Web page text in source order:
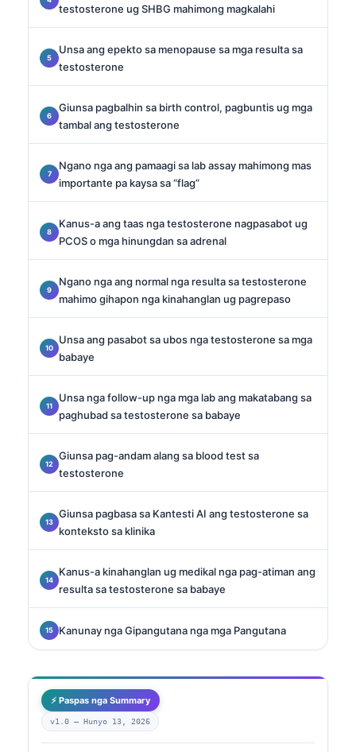
testosterone ug SHBG mahimong magkalahi
Unsa ang epekto sa menopause sa mga resulta sa
testosterone
Giunsa pagbalhin sa birth control, pagbuntis ug mga
tambal ang testosterone
Ngano nga ang pamaagi sa lab assay mahimong mas
importante pa kaysa sa “flag”
Kanus-a ang taas nga testosterone nagpasabot ug
PCOS o mga hinungdan sa adrenal
Ngano nga ang normal nga resulta sa testosterone
mahimo gihapon nga kinahanglan ug pagrepaso
Unsa ang pasabot sa ubos nga testosterone sa mga
babaye
Unsa nga follow-up nga mga lab ang makatabang sa
paghubad sa testosterone sa babaye
Giunsa pag-andam alang sa blood test sa
testosterone
Giunsa pagbasa sa Kantesti AI ang testosterone sa
konteksto sa klinika
Kanus-a kinahanglan ug medikal nga pag-atiman ang
resulta sa testosterone sa babaye
Kanunay nga Gipangutana nga mga Pangutana
⚡ Paspas nga Summary
v1.0 — Hunyo 13, 2026